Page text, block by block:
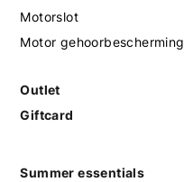
Motorslot
Motor gehoorbescherming
Outlet
Giftcard
Summer essentials